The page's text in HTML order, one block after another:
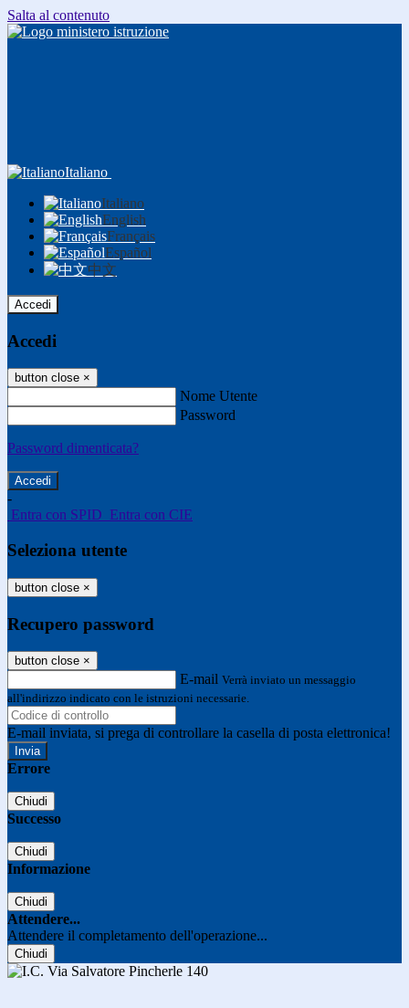
Salta al contenuto
Italiano
Italiano
English
Français
Español
中文
Accedi
Accedi
button close ×
Nome Utente
Password
Password dimenticata?
-
Entra con SPID Entra con CIE
Seleziona utente
button close ×
Recupero password
button close ×
E-mail Verrà inviato un messaggio
all'indirizzo indicato con le istruzioni necessarie.
E-mail inviata, si prega di controllare la casella di posta elettronica!
Errore
Chiudi
Successo
Chiudi
Informazione
Chiudi
Attendere...
Attendere il completamento dell'operazione...
Chiudi